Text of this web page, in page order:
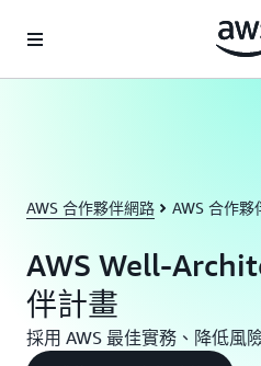
AWS 合作夥伴網路 AWS 合作夥
AWS Well-
伴計畫
採用 AWS 最佳實務、降低風